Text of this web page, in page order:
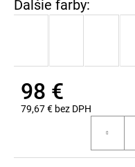
98 €
79,67 € bez DPH